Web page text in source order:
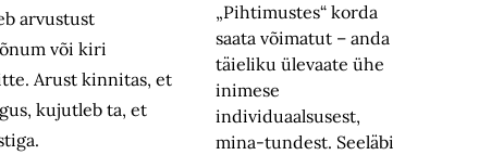
arvustust
või kiri
Arust kinnitas, et
kujutleb ta, et
„Pihtimustes“ korda
saata võimatut – anda
täieliku ülevaate ühe
inimese
individuaalsusest,
mina-tundest. Seeläbi